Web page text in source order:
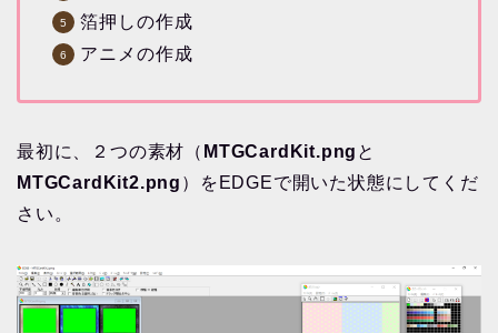
箔押しの作成
アニメの作成
最初に、２つの素材（ MTGCardKit.png と
MTGCardKit2.png ）をEDGEで開いた状態にしてくだ
さい。